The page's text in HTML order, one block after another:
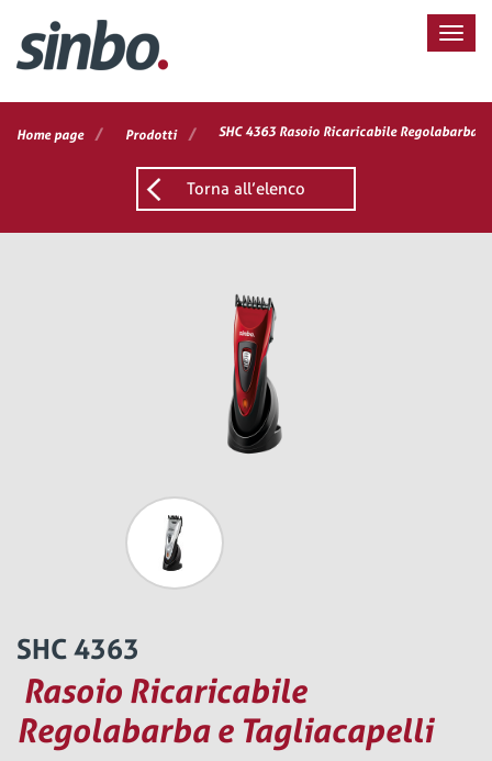
Home page / Prodotti / SHC 4363 Rasoio Ricaricabile Regolabarba
Torna all’elenco
SHC 4363
Rasoio Ricaricabile
Regolabarba e Tagliacapelli